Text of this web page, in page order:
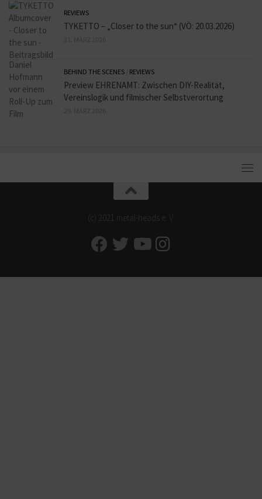
REVIEWS
TYKETTO – „Closer to the sun“ (VÖ: 20.03.2026)
BEHIND THE SCENES REVIEWS
Preview EHRENAMT: Zwischen DIY-Realität,
Vereinslogik und filmischer Selbstverortung
(c) 2021 metal-heads e. V.